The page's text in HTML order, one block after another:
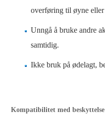
overføring til øyne eller
Unngå å bruke andre
samtidig.
Ikke bruk på ødelagt,
Kompatibilitet med beskyttelse